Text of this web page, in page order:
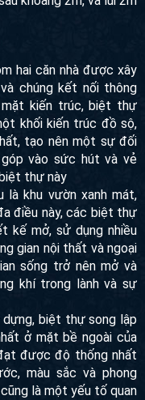
hai căn nhà được xây
chúng kết nối thông
kiến trúc, biệt thự
khối kiến trúc đồ sộ,
tạo nên một sự đối
vào sức hút và vẻ
thự này
là khu vườn xanh mát,
điều này, các biệt thự
kế mở, sử dụng nhiều
gian nội thất và
gian sống trở nên
không khí trong lành
dựng, biệt thự song
nhất ở mặt bề ngoài
chỉ đạt được độ thống
màu sắc và phong
cũng là một yếu tố